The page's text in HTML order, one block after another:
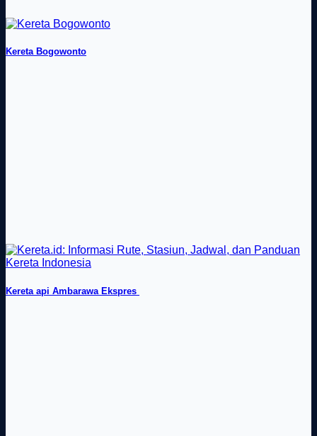
Kereta Bogowonto
Kereta api Ambarawa Ekspres